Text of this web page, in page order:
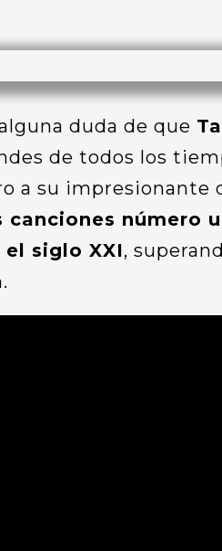
duda de que
de todos los
a su impresionante
canciones número
siglo XXI,
.